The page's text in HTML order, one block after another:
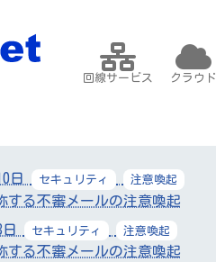
回線サービス クラウド
日 セキュリティ 注意喚起
する不審メールの注意喚起
日
セキュリティ 注意喚起
する不審メールの注意喚起